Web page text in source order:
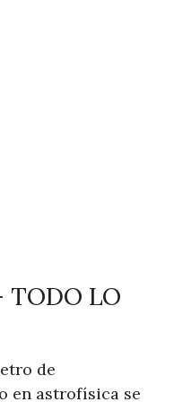
TODO LO
de
en astrofísica se